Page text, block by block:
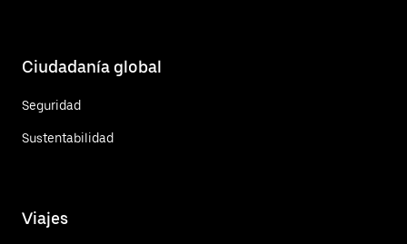
Ciudadanía global
Seguridad
Sustentabilidad
Viajes